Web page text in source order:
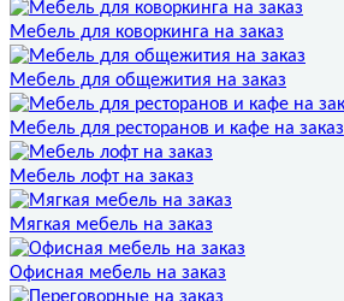
Мебель для коворкинга на заказ
Мебель для общежития на заказ
Мебель для ресторанов и кафе на заказ
Мебель лофт на заказ
Мягкая мебель на заказ
Офисная мебель на заказ